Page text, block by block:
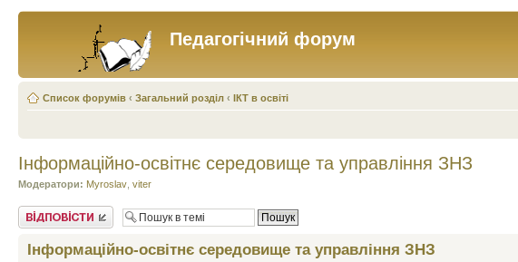
Педагогічний форум
Список форумів ‹ Загальний розділ ‹ ІКТ в освіті
Інформаційно-освітнє середовище та управління ЗНЗ
Модератори: Myroslav viter
Відповісти
Інформаційно-освітнє середовище та управління ЗНЗ